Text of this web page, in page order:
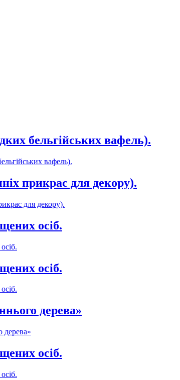
бельгійських вафель).
вафель).
прикрас для декору).
для декору).
осіб.
осіб.
дерева»
дерева»
осіб.